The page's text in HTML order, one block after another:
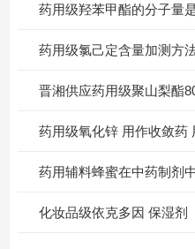
药用级羟苯甲酯的分子量
药用级氯己定含量加测方
晋湘供应药用级聚山梨酯
药用级氧化锌 用作收敛药
药用辅料蜂蜜在中药制剂
化妆品级依克多因 保湿剂